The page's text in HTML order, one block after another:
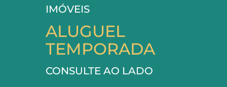
IMÓVEIS
ALUGUEL
TEMPORADA
CONSULTE AO LADO